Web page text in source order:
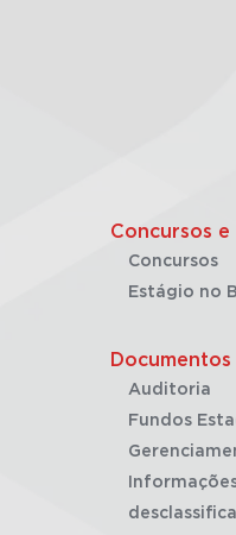
Concursos e
Concursos
Estágio no
Documentos
Auditoria
Fundos